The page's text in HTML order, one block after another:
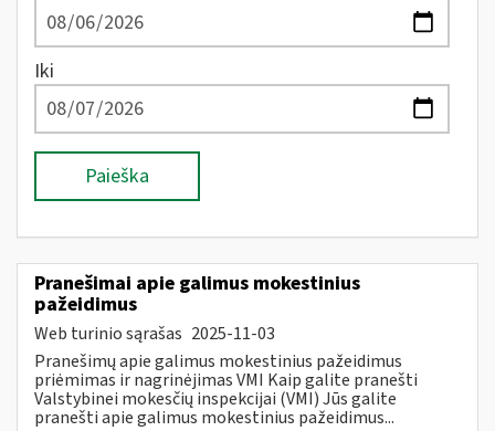
Iki
Paieška
Pranešimai apie galimus mokestinius
pažeidimus
Web turinio sąrašas 2025-11-03
Pranešimų apie galimus mokestinius pažeidimus
priėmimas ir nagrinėjimas VMI Kaip galite pranešti
Valstybinei mokesčių inspekcijai (VMI) Jūs galite
pranešti apie galimus mokestinius pažeidimus...